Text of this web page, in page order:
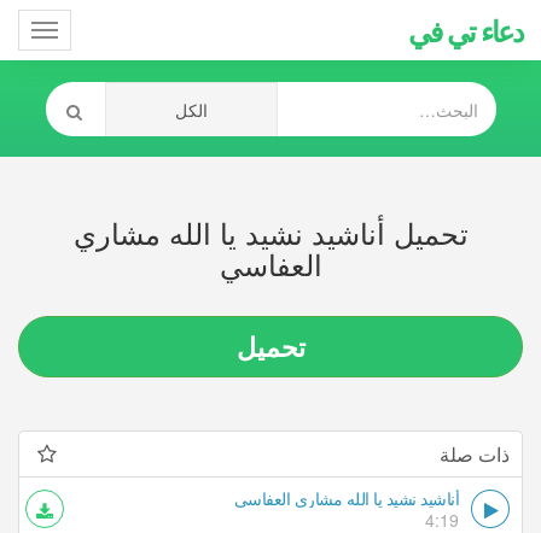
دعاء تي في
تحميل أناشيد نشيد يا الله مشاري
العفاسي
تحميل
ذات صلة
أناشيد نشيد يا الله مشاري العفاسي
4:19